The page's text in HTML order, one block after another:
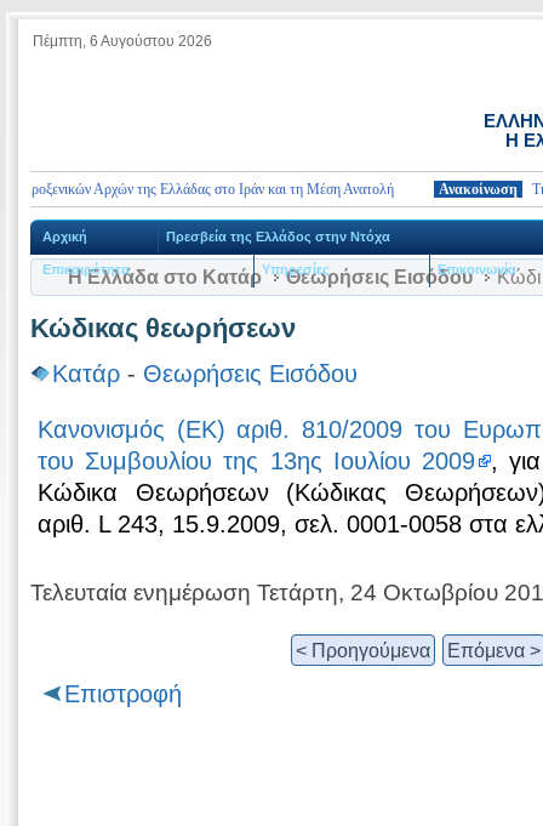
Πέμπτη, 6 Αυγούστου 2026
Η
Αρχών της Ελλάδας στο Ιράν και τη Μέση Ανατολή Ανακοίνωση
Αρχική Πρεσβεία της Ελλάδος στην Ντόχα
Επικαιρότητα Υπηρεσίες Επικοινωνία
Η Ελλάδα στο Κατάρ Θεωρήσεις Εισόδου
Κώδικας θεωρήσεων
Κατάρ - Θεωρήσεις Εισόδου
Κανονισμός (ΕΚ) αριθ. 810/2009 του
του Συμβουλίου της 13ης Ιουλίου 2009
,
Κώδικα Θεωρήσεων (Κώδικας
αριθ. L 243, 15.9.2009, σελ. 0001-0058 στα
Τελευταία ενημέρωση Τετάρτη, 24 Οκτωβρίου
< Προηγούμενα Επόμενα >
Επιστροφή